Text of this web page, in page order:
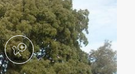
Pedreira do Avelino
Albufeira do Azibo